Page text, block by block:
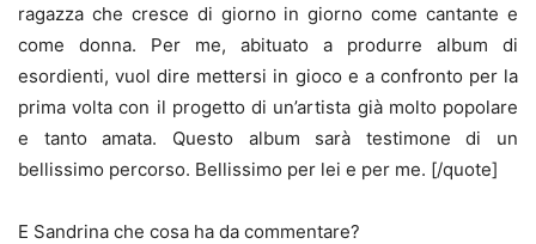
ragazza che cresce di giorno in giorno come cantante e
come donna. Per me, abituato a produrre album di
esordienti, vuol dire mettersi in gioco e a confronto per la
prima volta con il progetto di un’artista già molto popolare
e tanto amata. Questo album sarà testimone di un
bellissimo percorso. Bellissimo per lei e per me. [/quote]
E Sandrina che cosa ha da commentare?